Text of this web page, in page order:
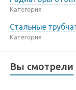
Категория
Стальные
Категория
Вы смотрели